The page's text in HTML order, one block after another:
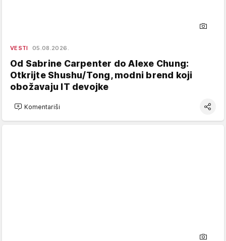
VESTI 05.08.2026.
Od Sabrine Carpenter do Alexe Chung:
Otkrijte Shushu/Tong, modni brend koji
obožavaju IT devojke
Komentariši